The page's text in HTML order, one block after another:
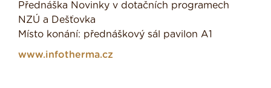
Přednáška Novinky v dotačních programech
NZÚ a Dešťovka
Místo konání: přednáškový sál pavilon A1
www.infotherma.cz